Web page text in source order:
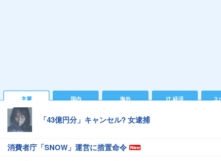
主要 国内 海外 IT 経済 ス
「43億円分」キャンセル? 女逮捕
消費者庁「SNOW」運営に措置命令